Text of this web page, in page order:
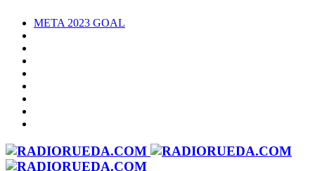
META 2023 GOAL